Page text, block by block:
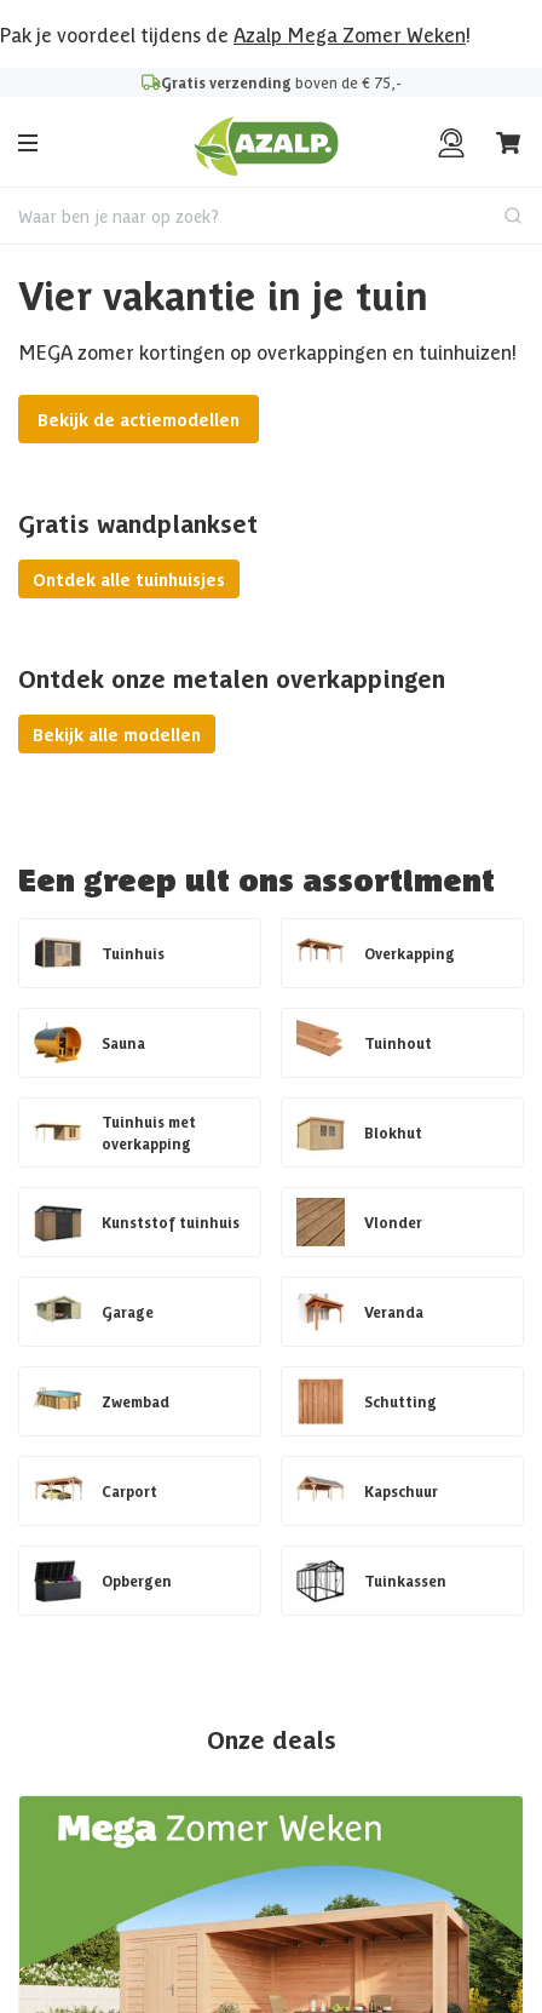
Pak je voordeel tijdens de Azalp Mega Zomer Weken!
Gratis verzending boven de € 75,-
Waar ben je naar op zoek?
Vier vakantie in je tuin
MEGA zomer kortingen op overkappingen en tuinhuizen!
Bekijk de actiemodellen
Gratis wandplankset
Ontdek alle tuinhuisjes
Ontdek onze metalen overkappingen
Bekijk alle modellen
Een greep uit ons assortiment
Tuinhuis Overkapping
Sauna Tuinhout
Tuinhuis met
overkapping
Blokhut
Kunststof tuinhuis Vlonder
Garage Veranda
Zwembad Schutting
Carport Kapschuur
Opbergen Tuinkassen
Onze deals